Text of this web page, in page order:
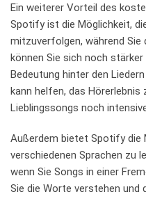
Ein weiterer Vorteil‍ des
Spotify ist⁢ die⁤ Möglichkeit,
mitzuverfolgen, während​ Sie
können Sie sich ​noch
⁣Bedeutung⁣ hinter‌ den
kann helfen, das Hörerlebnis
Lieblingssongs ​noch
Außerdem bietet Spotify ‌die
verschiedenen Sprachen zu
wenn Sie Songs‍ in einer
Sie die Worte verstehen